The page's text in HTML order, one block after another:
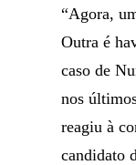
“Agora,
Outra é
caso de
nos
reagiu à
candidato